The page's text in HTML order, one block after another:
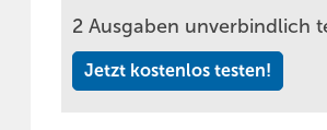
2 Ausgaben unverbindlich
Jetzt kostenlos testen!